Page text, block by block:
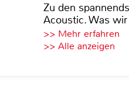
Zu den
Acoustic. Was
>> Mehr erfahren
>> Alle anzeigen